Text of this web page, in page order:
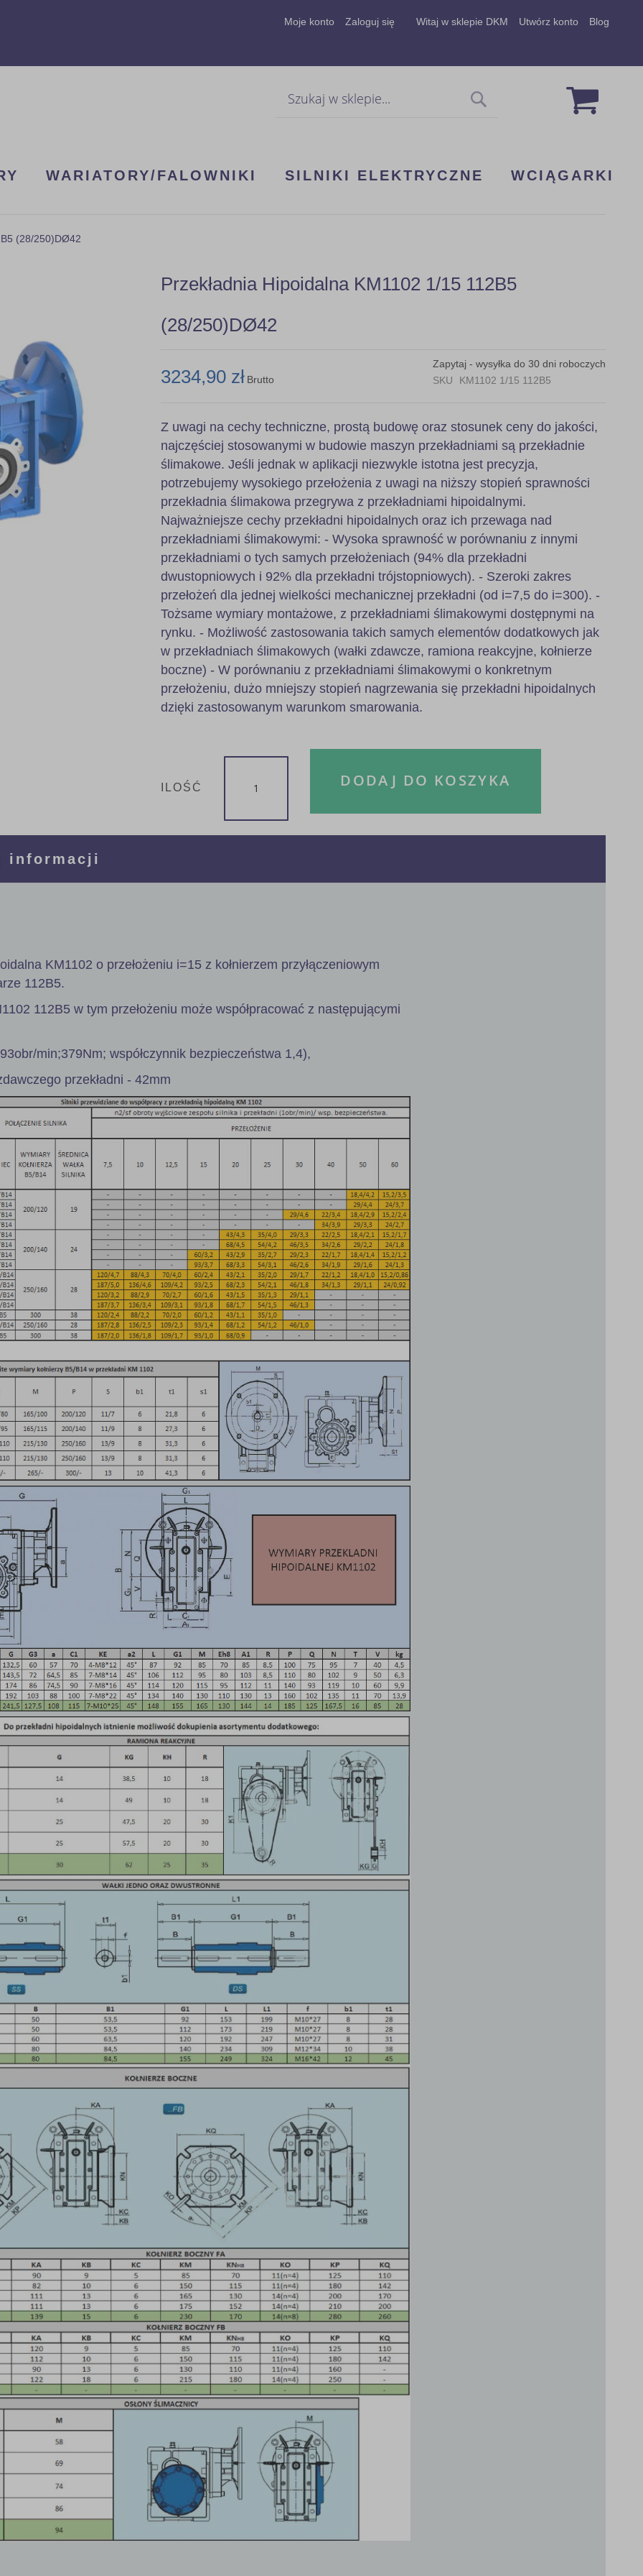
Moje konto Zaloguj się Witaj w sklepie DKM Utwórz konto Blog
Mój
WARIATORY/FALOWNIKI SILNIKI ELEKTRYCZNE WCIĄGARKI
(28/250)DØ42
Przekładnia Hipoidalna KM1102 1/15 112B5
(28/250)DØ42
Zapytaj - wysyłka do 30 dni roboczych
SKU
KM1102 1/15 112B5
3234,90 zł Brutto
Z uwagi na cechy techniczne, prostą budowę oraz stosunek ceny do jakości,
najczęściej stosowanymi w budowie maszyn przekładniami są przekładnie
ślimakowe. Jeśli jednak w aplikacji niezwykle istotna jest precyzja,
potrzebujemy wysokiego przełożenia z uwagi na niższy stopień sprawności
przekładnia ślimakowa przegrywa z przekładniami hipoidalnymi.
Najważniejsze cechy przekładni hipoidalnych oraz ich przewaga nad
przekładniami ślimakowymi: - Wysoka sprawność w porównaniu z innymi
przekładniami o tych samych przełożeniach (94% dla przekładni
dwustopniowych i 92% dla przekładni trójstopniowych). - Szeroki zakres
przełożeń dla jednej wielkości mechanicznej przekładni (od i=7,5 do i=300). -
Tożsame wymiary montażowe, z przekładniami ślimakowymi dostępnymi na
rynku. - Możliwość zastosowania takich samych elementów dodatkowych jak
w przekładniach ślimakowych (wałki zdawcze, ramiona reakcyjne, kołnierze
boczne) - W porównaniu z przekładniami ślimakowymi o konkretnym
przełożeniu, dużo mniejszy stopień nagrzewania się przekładni hipoidalnych
dzięki zastosowanym warunkom smarowania.
ILOŚĆ DODAJ DO KOSZYKA
KM1102 o przełożeniu i=15 z kołnierzem przyłączeniowym
112B5.
112B5 w tym przełożeniu może współpracować z następującymi
min;379Nm; współczynnik bezpieczeństwa 1,4),
przekładni - 42mm
informacji